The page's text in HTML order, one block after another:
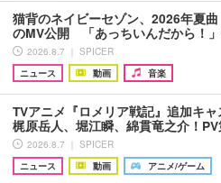
猫背のネイビーセゾン、2026年夏曲
のMV公開 「あっちいんだから！
2026.8.7 ｜ SPICER
ニュース
動画 音楽
TVアニメ『ロメリア戦記』追加キャ
梶原岳人、堀江瞬、綿貫竜之介！
2026.8.7 ｜ SPICER
ニュース
動画 アニメ/ゲーム